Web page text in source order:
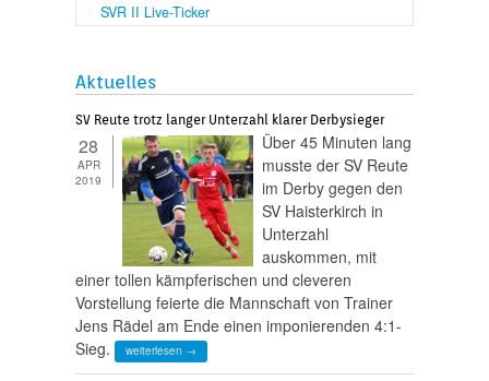
SVR II Live-Ticker
Aktuelles
SV Reute trotz langer Unterzahl klarer Derbysieger
28
APR
2019
Über 45 Minuten lang
musste der SV Reute
im Derby gegen den
SV Haisterkirch in
Unterzahl
auskommen, mit
einer tollen kämpferischen und cleveren
Vorstellung feierte die Mannschaft von Trainer
Jens Rädel am Ende einen imponierenden 4:1-
Sieg.
weiterlesen →